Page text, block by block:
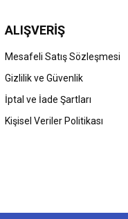
ALIŞVERİŞ
Mesafeli Satış Sözleşmesi
Gizlilik ve Güvenlik
İptal ve İade Şartları
Kişisel Veriler Politikası